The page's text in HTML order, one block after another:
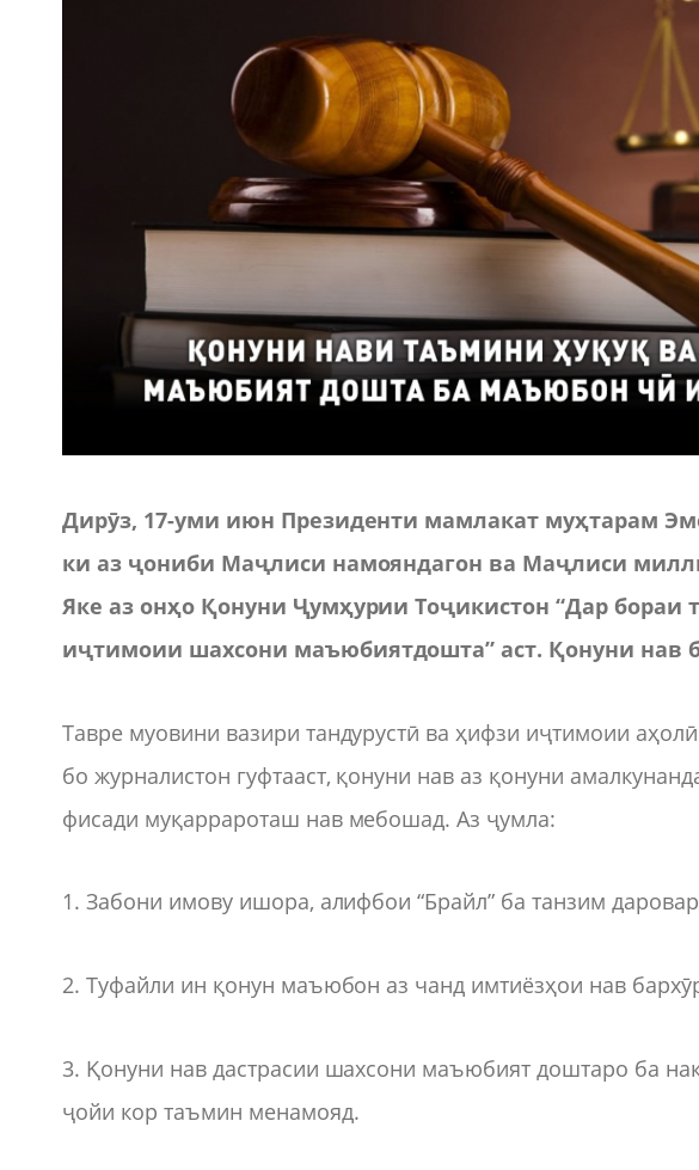
Дирӯз, 17-уми июн Президенти мамлакат муҳтарам
ки аз ҷониби Маҷлиси намояндагон ва Маҷлиси
Яке аз онҳо Қонуни Ҷумҳурии Тоҷикистон “Дар
иҷтимоии шахсони маъюбиятдошта” аст. Қонуни нав
Тавре муовини вазири тандурустӣ ва ҳифзи иҷтимоии
бо журналистон гуфтааст, қонуни нав аз қонуни
фисади муқаррароташ нав мебошад. Аз ҷумла:
1. Забони имову ишора, алифбои “Брайл” ба танзим
2. Туфайли ин қонун маъюбон аз чанд имтиёзҳои нав
3. Қонуни нав дастрасии шахсони маъюбият доштаро ба
ҷойи кор таъмин менамояд.